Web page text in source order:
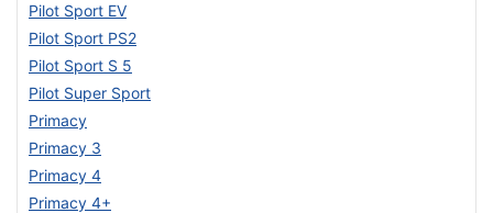
Pilot Sport EV
Pilot Sport PS2
Pilot Sport S 5
Pilot Super Sport
Primacy
Primacy 3
Primacy 4
Primacy 4+